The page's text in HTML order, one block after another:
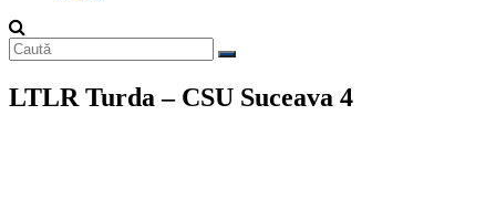
LTLR Turda – CSU Suceava 4